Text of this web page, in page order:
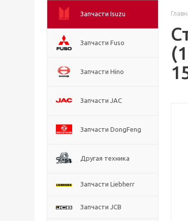
Запчасти Isuzu
Запчасти Fuso
Запчасти Hino
Запчасти JAC
Запчасти DongFeng
Другая техника
Запчасти Liebherr
Запчасти JCB